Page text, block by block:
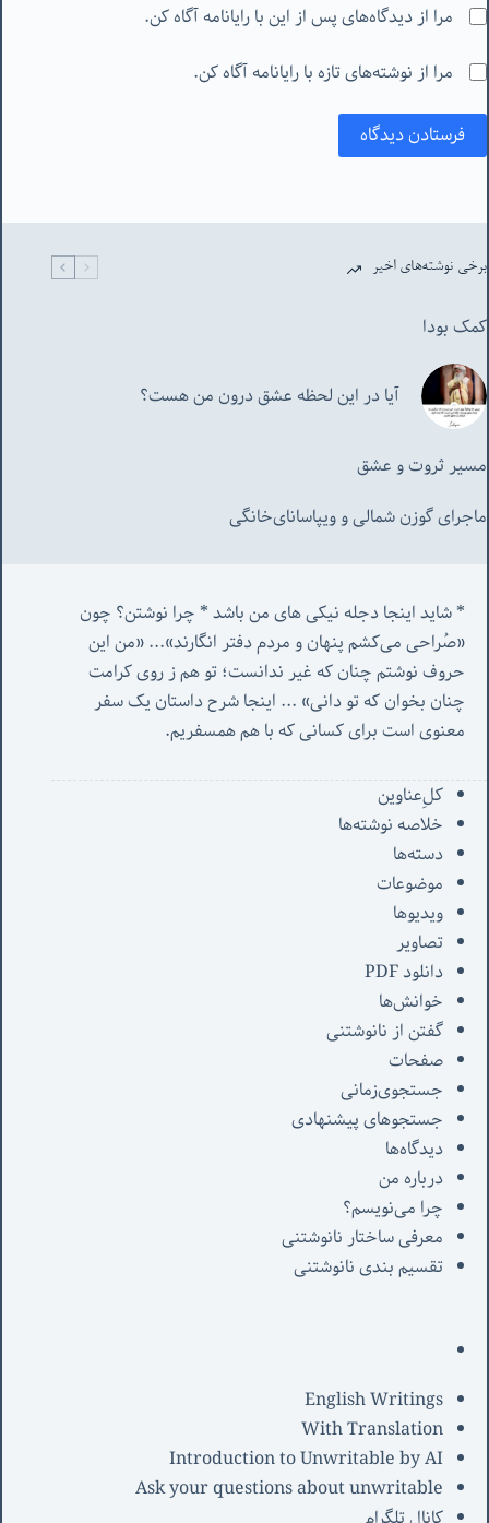
مرا از دیدگاه‌های پس از این با رایانامه آگاه کن.
مرا از نوشته‌های تازه با رایانامه آگاه کن.
فرستادن دیدگاه
برخی نوشته‌های اخیر
کمک بودا
آیا در این لحظه عشق درون من هست؟
مسیر ثروت و عشق
ماجرای گوزن شمالی و‌ ویپاسانای‌خانگی
«صُراحی می‌کشم پنهان‌ و مردم‌ دفتر انگارند»... «
چنان بخوان که تو دانی» ...
معنوی است برای کسانی که با هم همسفریم.
کل‌ِعناوین
خلاصه نوشته‌ها
دسته‌ها
موضوعات
ویدیوها
تصاویر
دانلود PDF
خوانش‌ها
گفتن از نانوشتنی
صفحات
جستجوی‌زمانی
جستجوهای پیشنهادی
دیدگاه‌ها
درباره من
چرا می‌نویسم؟
معرفی‌ ساختار نانوشتنی
تقسیم بندی نانوشتنی
English Writings
With Translation
Introduction to Unwritable by AI
Ask your questions about unwritable